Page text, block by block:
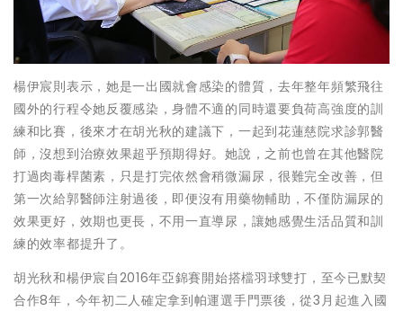
楊伊宸則表示，她是一出國就會感染的體質，去年整年頻繁飛往
國外的行程令她反覆感染，身體不適的同時還要負荷高強度的訓
練和比賽，後來才在胡光秋的建議下，一起到花蓮慈院求診郭醫
師，沒想到治療效果超乎預期得好。她說，之前也曾在其他醫院
打過肉毒桿菌素，只是打完依然會稍微漏尿，很難完全改善，但
第一次給郭醫師注射過後，即便沒有用藥物輔助，不僅防漏尿的
效果更好，效期也更長，不用一直導尿，讓她感覺生活品質和訓
練的效率都提升了。
胡光秋和楊伊宸自2016年亞錦賽開始搭檔羽球雙打，至今已默契
合作8年，今年初二人確定拿到帕運選手門票後，從3月起進入國